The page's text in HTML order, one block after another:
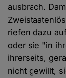
ausbrach.
riefen dazu
oder sie "in
ihrerseits,
nicht gewillt,